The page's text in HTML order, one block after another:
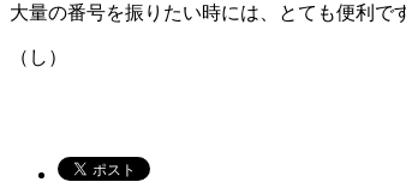
大量の番号を振りたい時には、とても便利で
（し）